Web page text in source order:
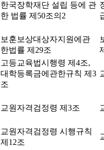
한국장학재단 설립 등에 관
한 법률 제50조의2
보훈보상대상자지원에관
한법률 제29조
고등교육법시행령 제4조,
대학등록금에관한규칙 제3
조
교원자격검정령 제3조
교원자격검정령 시행규칙
제12조